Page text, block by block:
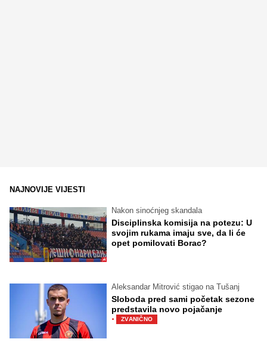
NAJNOVIJE VIJESTI
Nakon sinoćnjeg skandala
Disciplinska komisija na potezu: U
svojim rukama imaju sve, da li će
opet pomilovati Borac?
Aleksandar Mitrović stigao na Tušanj
Sloboda pred sami početak sezone
predstavila novo pojačanje
· ZVANIČNO